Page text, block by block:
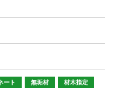
ート 無垢材 材木指定